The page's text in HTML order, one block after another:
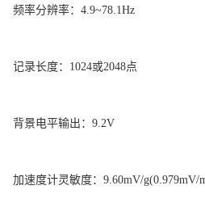
频率分辨率：4.9~78.1Hz
记录长度：1024或2048点
背景电平输出：9.2V
加速度计灵敏度：9.60mV/g(0.979mV/